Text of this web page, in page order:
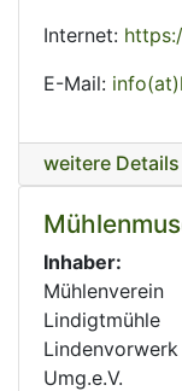
Internet:
E-Mail:
weitere Details
Inhaber:
Mühlenverein
Lindigtmühle
Lindenvorwerk
Umg.e.V.